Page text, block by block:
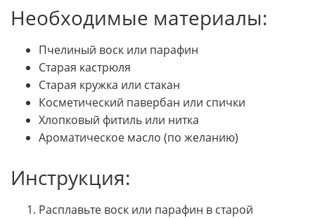
Необходимые материалы:
Пчелиный воск или парафин
Старая кастрюля
Старая кружка или стакан
Косметический павербан или спички
Хлопковый фитиль или нитка
Ароматическое масло (по желанию)
Инструкция:
Расплавьте воск или парафин в старой